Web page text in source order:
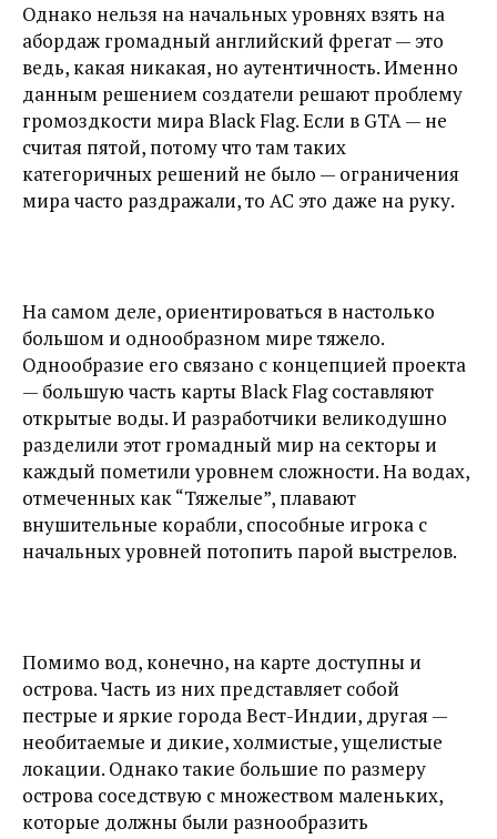
Однако нельзя на начальных уровнях взять на
абордаж громадный английский фрегат — это
ведь, какая никакая, но аутентичность. Именно
данным решением создатели решают проблему
громоздкости мира Black Flag. Если в GTA — не
считая пятой, потому что там таких
категоричных решений не было — ограничения
мира часто раздражали, то AC это даже на руку.
На самом деле, ориентироваться в настолько
большом и однообразном мире тяжело.
Однообразие его связано с концепцией проекта
— большую часть карты Black Flag составляют
открытые воды. И разработчики великодушно
разделили этот громадный мир на секторы и
каждый пометили уровнем сложности. На водах,
отмеченных как “Тяжелые”, плавают
внушительные корабли, способные игрока с
начальных уровней потопить парой выстрелов.
Помимо вод, конечно, на карте доступны и
острова. Часть из них представляет собой
пестрые и яркие города Вест-Индии, другая —
необитаемые и дикие, холмистые, ущелистые
локации. Однако такие большие по размеру
острова соседствую с множеством маленьких,
которые должны были разнообразить